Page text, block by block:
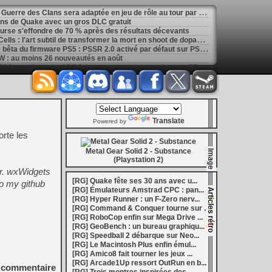
[
GK] La saga de romans La Guerre des Clans sera adaptée en jeu de rôle au tour par tour
de Quake avec un gros DLC gratuit
s'effondre de 70 % après des résultats décevants
[
GK] Mémoire cash - Dead Cells : l'art subtil de transformer la mort en shoot de dopamine
[
LS] [PS5] Sony déploie une bêta du firmware PS5 : PSSR 2.0 activé par défaut sur PS5 Pro
: au moins 26 nouveautés en août
[
LS] [3DS] 3DShell-next v1.00 le gestionnaire 3DS fait peau neuve avec un lecteur PDF et un moteur entièrement revu
de la Bourse
[
LS] [PS5] fan_target v0.1 un payload PS5 qui permet de personnaliser la température cible du ventilateur
passe en v0.9.1 avec le support de YouTube 01.009.253
[
GK] Preview : Onimusha : Way of the Sword s'égare-t-il dans son pseudo monde ouvert ?
: Fighting Souls n'aura pas de test aujourd'hui
Repairs porte bien son nom
vous invite à regarder Netflix le 27 août à 21h
: la gestion de bolides en plastique, c'est un métier
of Mana, le jeu qui a ensorcelé une génération
ventes de Switch 2 dépassent déjà celles de la GameCube
[
GK] Kingdom Hearts : accusé d'utiliser l'IA générative sur son visuel de promo, Square Enix invoque « l'erreur humaine »
de Halo : Campaign Evolved
[
GK] Inspiré par System Shock 2 et Doom 3, le FPS DERELIKT veut vous foutre la trouille à la fin 2026
Éclatants » arriveront sur Switch 2 en octobre
[
LS] [XB360] Xbox360BadUpdate v1.3 l'exploit Xbox 360 gagne en fiabilité et ajoute un mode de récupération
: après un accueil mitigé, Game Freak va revoir sa copie
Champions Tactics, le jeu NFT ferme ses portes
: l'hymne ultime à la solitude a déjà quarante ans
le maintien des jeux physiques pour les joueurs
27 veut apporter du sang neuf avec le mode The Grounds
médiéval à petit prix pour la rentrée
inspiré des Zelda de la Game Boy arrivera à la rentrée 2026
les
wxWidgets
my github
commentaire
Powered by Translate
Metal Gear Solid 2 - Substance
(Playstation 2)
[RG] Quake fête ses 30 ans avec u...
[RG] Émulateurs Amstrad CPC : pan...
[RG] Hyper Runner : un F-Zero nerv...
[RG] Command & Conquer tourne sur ...
[RG] RoboCop enfin sur Mega Drive ...
[RG] GeoBench : un bureau graphiqu...
[RG] Speedball 2 débarque sur Neo...
[RG] Le Macintosh Plus enfin émul...
[RG] Amico8 fait tourner les jeux ...
[RG] Arcade1Up ressort OutRun en b...